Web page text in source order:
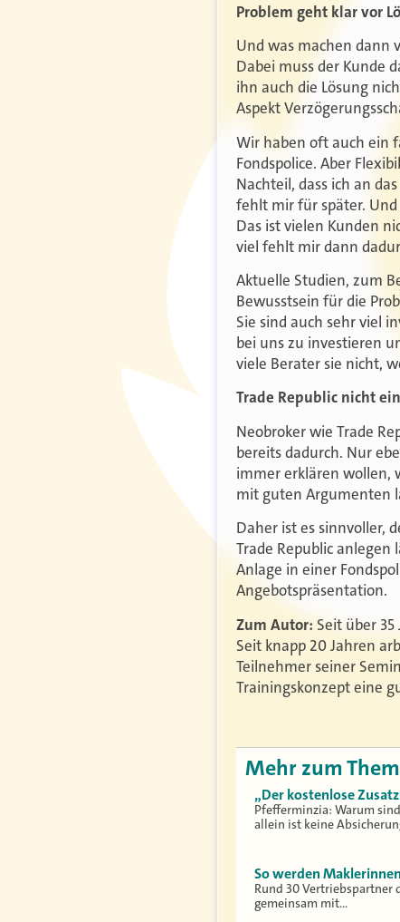
Problem geht klar vor
Und was machen dann
Dabei muss der Kunde
ihn auch die Lösung
Aspekt
Wir haben oft auch ein
Fondspolice. Aber
Nachteil, dass ich an
fehlt mir für später.
Das ist vielen Kunden
viel fehlt mir dann
Aktuelle Studien, zum
Bewusstsein für die
Sie sind auch sehr viel
bei uns zu investieren
viele Berater sie nicht,
Trade Republic nicht
Neobroker wie Trade
bereits dadurch. Nur
immer erklären wollen,
mit guten Argumenten
Daher ist es sinnvoller,
Trade Republic
Anlage in einer
Angebotspräsentation.
Zum Autor: Seit über
Seit knapp 20 Jahren
Teilnehmer seiner
Trainingskonzept eine
Mehr zum
„Der kostenlose
Pfefferminzia: Warum
allein ist keine
So werden
Rund 30 Vertriebspartner
gemeinsam mit…